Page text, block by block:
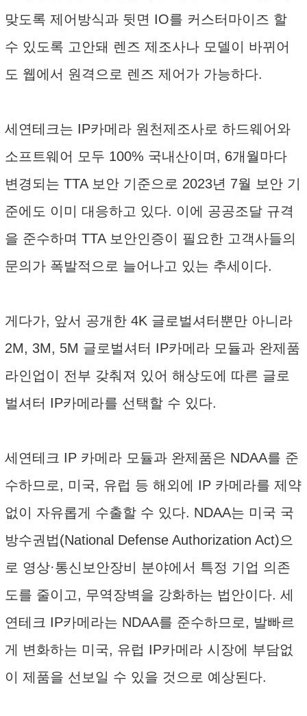
맞도록 제어방식과 뒷면 IO를 커스터마이즈 할
수 있도록 고안돼 렌즈 제조사나 모델이 바뀌어
도 웹에서 원격으로 렌즈 제어가 가능하다.
세연테크는 IP카메라 원천제조사로 하드웨어와
소프트웨어 모두 100% 국내산이며, 6개월마다
변경되는 TTA 보안 기준으로 2023년 7월 보안 기
준에도 이미 대응하고 있다. 이에 공공조달 규격
을 준수하며 TTA 보안인증이 필요한 고객사들의
문의가 폭발적으로 늘어나고 있는 추세이다.
게다가, 앞서 공개한 4K 글로벌셔터뿐만 아니라
2M, 3M, 5M 글로벌셔터 IP카메라 모듈과 완제품
라인업이 전부 갖춰져 있어 해상도에 따른 글로
벌셔터 IP카메라를 선택할 수 있다.
세연테크 IP 카메라 모듈과 완제품은 NDAA를 준
수하므로, 미국, 유럽 등 해외에 IP 카메라를 제약
없이 자유롭게 수출할 수 있다. NDAA는 미국 국
방수권법(National Defense Authorization Act)으
로 영상·통신보안장비 분야에서 특정 기업 의존
도를 줄이고, 무역장벽을 강화하는 법안이다. 세
연테크 IP카메라는 NDAA를 준수하므로, 발빠르
게 변화하는 미국, 유럽 IP카메라 시장에 부담없
이 제품을 선보일 수 있을 것으로 예상된다.